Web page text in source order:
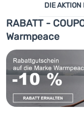
DIE AKTION
RABATT -
Warmpeace